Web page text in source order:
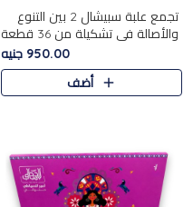
تجمع علبة سبيشال 2 بين التنوع
والأصالة في تشكيلة من 36 قطعة
تضم أشهر حلويات المولد الشرقية.
تحتوي العلبة على الجزرية بالفول،
والجزرية بالبن..
950.00 جنيه
أضف